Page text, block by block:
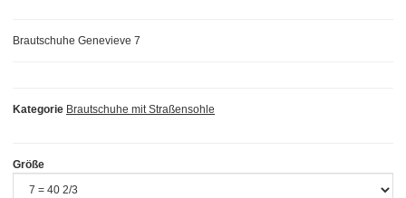
Kategorie Brautschuhe mit Straßensohle
Brautschuhe Genevieve 7
Größe